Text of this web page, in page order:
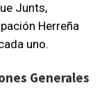
Junts,
Herreña
uno.